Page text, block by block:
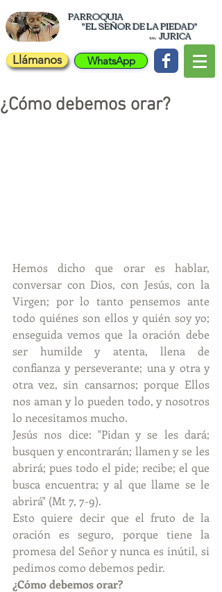
PARROQUIA
"ELSEÑOR DE LA PIEDAD"
enJURICA
Llámanos WhatsApp
¿Cómo debemos orar?
Hemos dicho que orar es hablar,
conversar con Dios, con Jesús, con la
Virgen; por lo tanto pensemos ante
todo quiénes son ellos y quién soy yo;
enseguida vemos que la oración debe
ser humilde y atenta, llena de
confianza y perseverante; una y otra y
otra vez, sin cansarnos; porque Ellos
nos aman y lo pueden todo, y nosotros
lo necesitamos mucho.
Jesús nos dice: "Pidan y se les dará;
busquen y encontrarán; llamen y se les
abrirá; pues todo el pide; recibe; el que
busca encuentra; y al que llame se le
abrirá" (Mt 7, 7-9).
Esto quiere decir que el fruto de la
oración es seguro, porque tiene la
promesa del Señor y nunca es inútil, si
pedimos como debemos pedir.
¿Cómo debemos orar?